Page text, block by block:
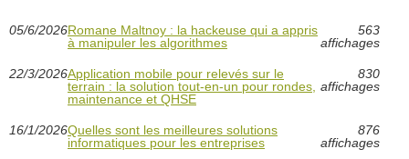
05/6/2026Romane Maltnoy : la hackeuse qui a appris
à manipuler les algorithmes
563
affichages
22/3/2026Application mobile pour relevés sur le
terrain : la solution tout-en-un pour rondes,
maintenance et QHSE
830
affichages
16/1/2026Quelles sont les meilleures solutions
informatiques pour les entreprises
876
affichages